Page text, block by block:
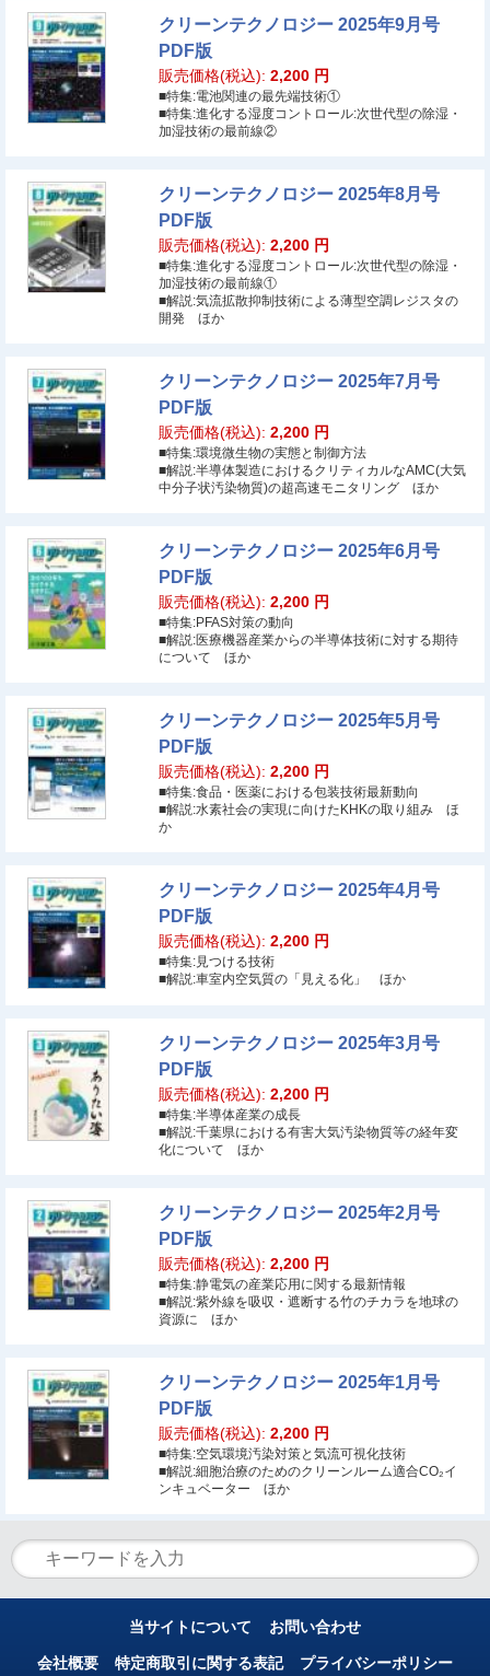
クリーンテクノロジー 2025年9月号
PDF版
販売価格(税込): 2,200 円
■特集:電池関連の最先端技術①
■特集:進化する湿度コントロール:次世代型の除湿・
加湿技術の最前線②
クリーンテクノロジー 2025年8月号
PDF版
販売価格(税込): 2,200 円
■特集:進化する湿度コントロール:次世代型の除湿・
加湿技術の最前線①
■解説:気流拡散抑制技術による薄型空調レジスタの
開発 ほか
クリーンテクノロジー 2025年7月号
PDF版
販売価格(税込): 2,200 円
■特集:環境微生物の実態と制御方法
■解説:半導体製造におけるクリティカルなAMC(大気
中分子状汚染物質)の超高速モニタリング ほか
クリーンテクノロジー 2025年6月号
PDF版
販売価格(税込): 2,200 円
■特集:PFAS対策の動向
■解説:医療機器産業からの半導体技術に対する期待
について ほか
クリーンテクノロジー 2025年5月号
PDF版
販売価格(税込): 2,200 円
■特集:食品・医薬における包装技術最新動向
■解説:水素社会の実現に向けたKHKの取り組み ほ
か
クリーンテクノロジー 2025年4月号
PDF版
販売価格(税込): 2,200 円
■特集:見つける技術
■解説:車室内空気質の「見える化」 ほか
クリーンテクノロジー 2025年3月号
PDF版
販売価格(税込): 2,200 円
■特集:半導体産業の成長
■解説:千葉県における有害大気汚染物質等の経年変
化について ほか
クリーンテクノロジー 2025年2月号
PDF版
販売価格(税込): 2,200 円
■特集:静電気の産業応用に関する最新情報
■解説:紫外線を吸収・遮断する竹のチカラを地球の
資源に ほか
クリーンテクノロジー 2025年1月号
PDF版
販売価格(税込): 2,200 円
■特集:空気環境汚染対策と気流可視化技術
■解説:細胞治療のためのクリーンルーム適合CO₂イ
ンキュベーター ほか
当サイトについて お問い合わせ
会社概要 特定商取引に関する表記 プライバシーポリシー